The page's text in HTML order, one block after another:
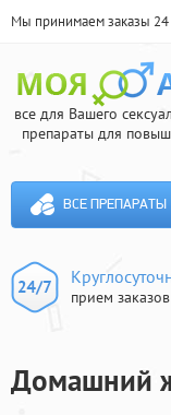
Мы принимаем заказы 24
все для Вашего
препараты для
ВСЕ ПРЕПАРАТЫ
прием заказов
Домашний